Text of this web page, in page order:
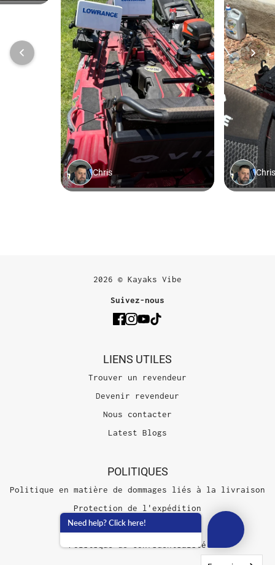
2026 © Kayaks Vibe
Suivez-nous
LIENS UTILES
Trouver un revendeur
Devenir revendeur
Nous contacter
Latest Blogs
POLITIQUES
Politique en matière de dommages liés à la livraison
Protection de l'expédition
Conditions d'utilisation
Politique de confidentialité
Need help? Click here!